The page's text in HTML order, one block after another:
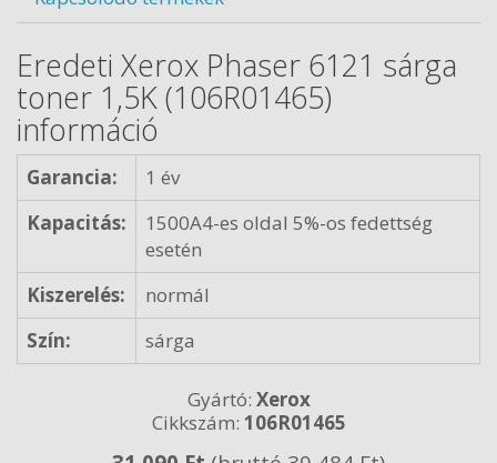
Eredeti Xerox Phaser 6121 sárga
toner 1,5K (106R01465)
információ
Garancia:
1 év
Kapacitás:
1500A4-es oldal 5%-os fedettség
esetén
Kiszerelés:
normál
Szín:
sárga
Gyártó: Xerox
Cikkszám: 106R01465